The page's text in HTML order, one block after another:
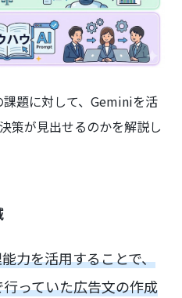
題に対して、Geminiを活
策が見出せるのかを解説し
力を活用することで、
っていた広告文の作成